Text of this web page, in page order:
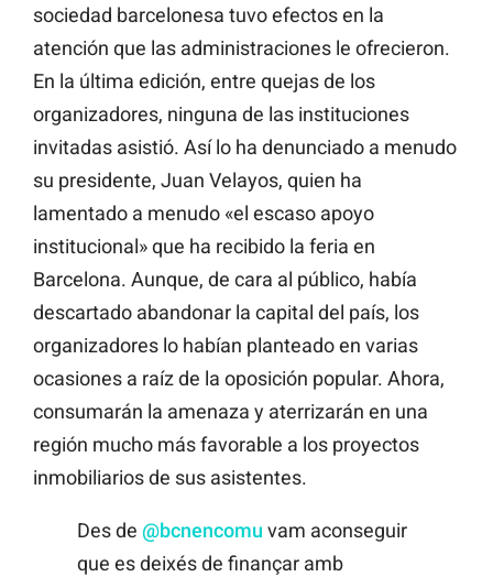
sociedad barcelonesa tuvo efectos en la
atención que las administraciones le ofrecieron.
En la última edición, entre quejas de los
organizadores, ninguna de las instituciones
invitadas asistió. Así lo ha denunciado a menudo
su presidente, Juan Velayos, quien ha
lamentado a menudo «el escaso apoyo
institucional» que ha recibido la feria en
Barcelona. Aunque, de cara al público, había
descartado abandonar la capital del país, los
organizadores lo habían planteado en varias
ocasiones a raíz de la oposición popular. Ahora,
consumarán la amenaza y aterrizarán en una
región mucho más favorable a los proyectos
inmobiliarios de sus asistentes.
Des de @bcnencomu vam aconseguir
que es deixés de finançar amb